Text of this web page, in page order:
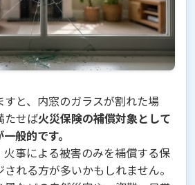
と、内窓のガラスが割れた場
たせば火災保険の補償対象として
般的です。
事による被害のみを補償する保
れる方が多いかもしれません。